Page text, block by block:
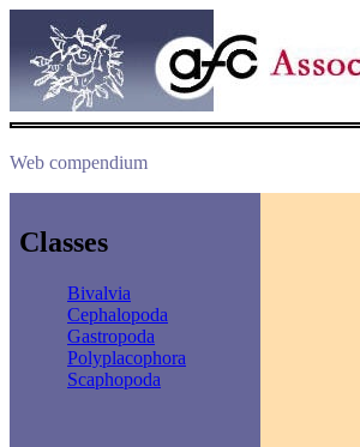
Web compendium
Classes
Bivalvia
Cephalopoda
Gastropoda
Polyplacophora
Scaphopoda